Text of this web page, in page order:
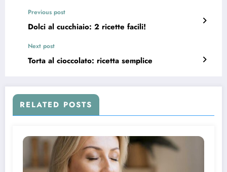
Previous post
Dolci al cucchiaio: 2 ricette facili!
Next post
Torta al cioccolato: ricetta semplice
RELATED POSTS